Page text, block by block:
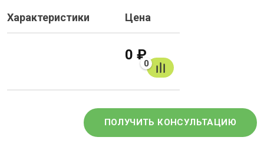
Характеристики Цена
0 ₽
0
ПОЛУЧИТЬ КОНСУЛЬТАЦИЮ